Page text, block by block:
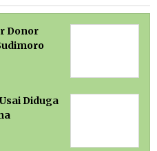
Donor
Diduga